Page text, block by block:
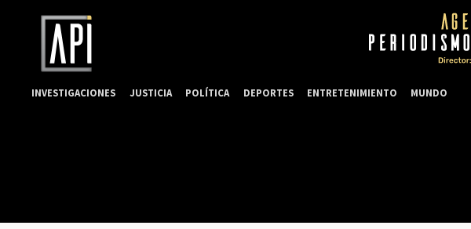
INVESTIGACIONES JUSTICIA POLÍTICA DEPORTES ENTRETENIMIENTO MUNDO